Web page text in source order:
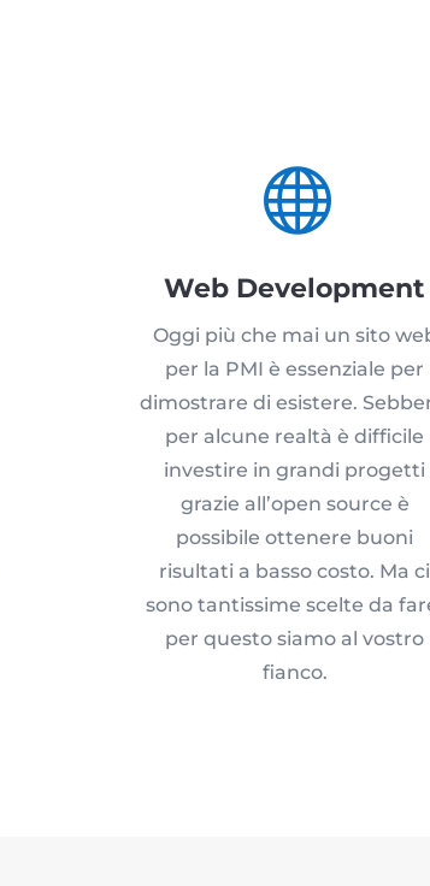

Web Development
Oggi più che mai un sito
per la PMI è essenziale per
dimostrare di esistere.
per alcune realtà è difficile
investire in grandi progetti
grazie all’open source è
possibile ottenere buoni
risultati a basso costo. Ma ci
sono tantissime scelte da
per questo siamo al vostro
fianco.